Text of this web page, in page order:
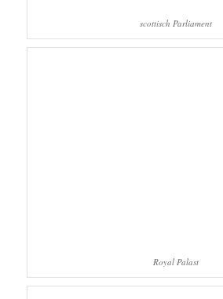
scottisch Parliament
Royal Palast